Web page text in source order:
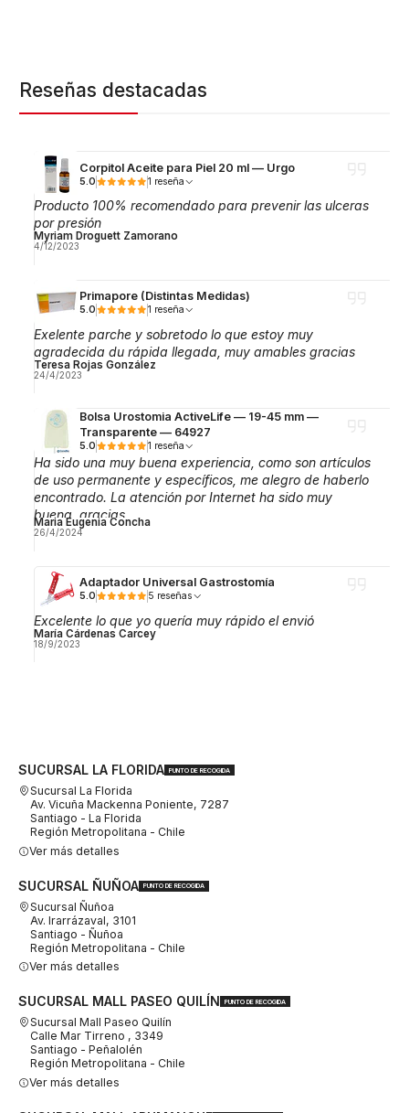
Reseñas destacadas
Corpitol Aceite para Piel 20 ml — Urgo
5.0 1 reseña
Producto 100% recomendado para prevenir las ulceras
por presión
Myriam Droguett Zamorano
4/12/2023
Primapore (Distintas Medidas)
5.0 1 reseña
Exelente parche y sobretodo lo que estoy muy
agradecida du rápida llegada, muy amables gracias
Teresa Rojas González
24/4/2023
Bolsa Urostomia ActiveLife — 19-45 mm —
Transparente — 64927
5.0 1 reseña
Ha sido una muy buena experiencia, como son artículos
de uso permanente y específicos, me alegro de haberlo
encontrado. La atención por Internet ha sido muy
buena, gracias.
Maria Eugenia Concha
26/4/2024
Adaptador Universal Gastrostomía
5.0 5 reseñas
Excelente lo que yo quería muy rápido el envió
María Cárdenas Carcey
18/9/2023
SUCURSAL LA FLORIDA PUNTO DE RECOGIDA
Sucursal La Florida
Av. Vicuña Mackenna Poniente, 7287
Santiago - La Florida
Región Metropolitana - Chile
Ver más detalles
SUCURSAL ÑUÑOA PUNTO DE RECOGIDA
Sucursal Ñuñoa
Av. Irarrázaval, 3101
Santiago - Ñuñoa
Región Metropolitana - Chile
Ver más detalles
SUCURSAL MALL PASEO QUILÍN PUNTO DE RECOGIDA
Sucursal Mall Paseo Quilín
Calle Mar Tirreno , 3349
Santiago - Peñalolén
Región Metropolitana - Chile
Ver más detalles